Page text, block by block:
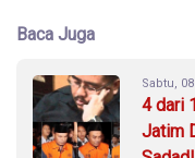
Baca Juga
Sabtu,
4 dari
Jatim